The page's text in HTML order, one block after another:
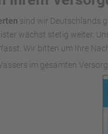
sind wir Deutschlands
wächst stetig weiter.
Wir bitten um Ihre
im gesamten